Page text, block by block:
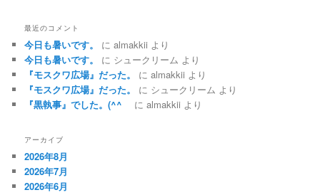
最近のコメント
今日も暑いです。 にalmakkii より
今日も暑いです。
に シュークリーム より
『モスクワ広場』だった。
にalmakkii より
『モスクワ広場』だった。
に シュークリーム より
『黒執事』でした。(^^ゞ
にalmakkii より
アーカイブ
2026年8月
2026年7月
2026年6月